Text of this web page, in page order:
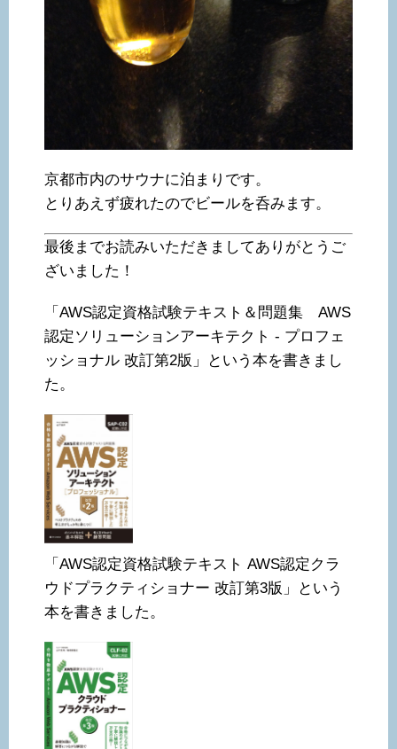
京都市内のサウナに泊まりです。
とりあえず疲れたのでビールを呑みます。
最後までお読みいただきましてありがとうご
ざいました！
「AWS認定資格試験テキスト＆問題集 AWS
認定ソリューションアーキテクト - プロフェ
ッショナル 改訂第2版」という本を書きまし
た。
「AWS認定資格試験テキスト AWS認定クラ
ウドプラクティショナー 改訂第3版」という
本を書きました。